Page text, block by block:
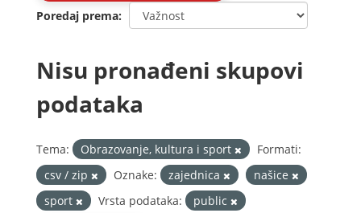
Poredaj prema
Nisu pronađeni skupovi
podataka
Tema: Obrazovanje, kultura i sport
Formati:
csv / zip
Oznake: zajednica
našice
sport
Vrsta podataka:
public